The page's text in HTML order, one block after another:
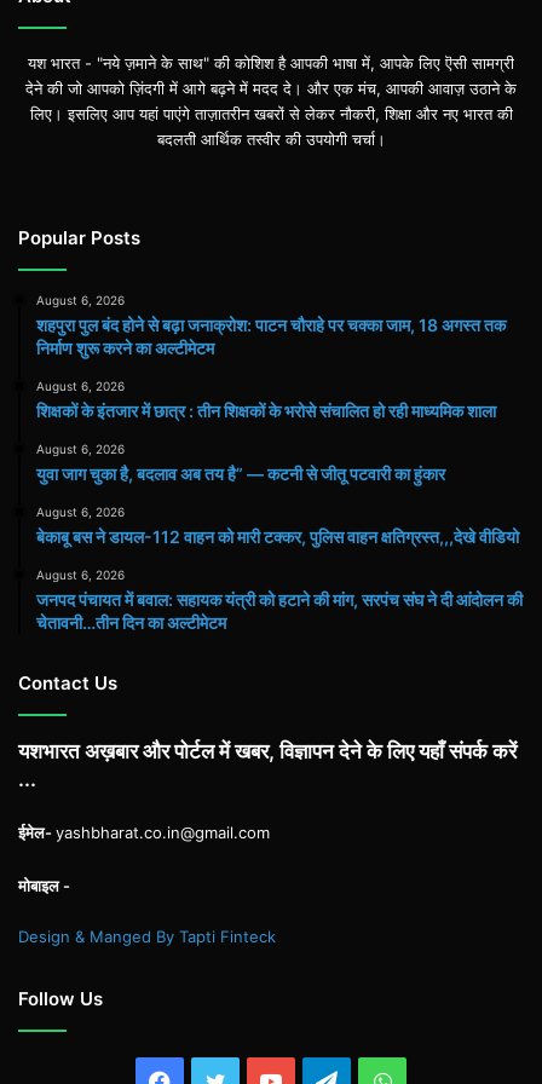
करने
का
अल्टीमेटम
यश भारत - "नये ज़माने के साथ" की कोशिश है आपकी भाषा में, आपके लिए ऎसी सामग्री
देने की जो आपको ज़िंदगी में आगे बढ़ने में मदद दे। और एक मंच, आपकी आवाज़ उठाने के
लिए। इसलिए आप यहां पाएंगे ताज़ातरीन खबरों से लेकर नौकरी, शिक्षा और नए भारत की
बदलती आर्थिक तस्वीर की उपयोगी चर्चा।
Popular Posts
August 6, 2026
शहपुरा पुल बंद होने से बढ़ा जनाक्रोश: पाटन चौराहे पर चक्का जाम, 18 अगस्त तक
निर्माण शुरू करने का अल्टीमेटम
August 6, 2026
शिक्षकों के इंतजार में छात्र : तीन शिक्षकों के भरोसे संचालित हो रही माध्यमिक शाला
August 6, 2026
युवा जाग चुका है, बदलाव अब तय है” — कटनी से जीतू पटवारी का हुंकार
August 6, 2026
बेकाबू बस ने डायल-112 वाहन को मारी टक्कर, पुलिस वाहन क्षतिग्रस्त,,,देखे वीडियो
August 6, 2026
जनपद पंचायत में बवाल: सहायक यंत्री को हटाने की मांग, सरपंच संघ ने दी आंदोलन की
चेतावनी…तीन दिन का अल्टीमेटम
Contact Us
यशभारत अख़बार और पोर्टल में खबर, विज्ञापन देने के लिए यहाँ संपर्क करें
...
ईमेल-yashbharat.co.in@gmail.com
मोबाइल -
Design & Manged By Tapti Finteck
Follow Us